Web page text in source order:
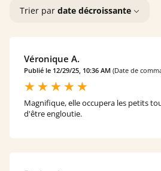
Trier par date décroissante
Véronique A.
Publié le 12/29/25, 10:36 AM (Date de
Magnifique, elle occupera les petits
d'être engloutie.